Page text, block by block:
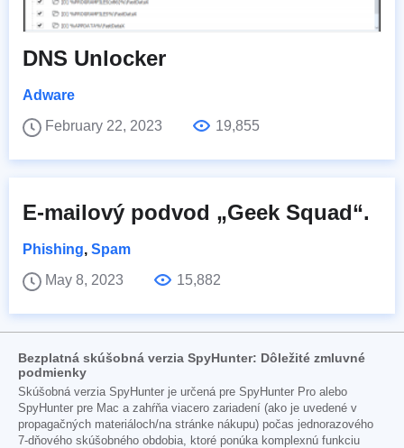
DNS Unlocker
Adware
February 22, 2023
19,855
E-mailový podvod „Geek Squad“.
Phishing, Spam
May 8, 2023
15,882
Bezplatná skúšobná verzia SpyHunter: Dôležité zmluvné
podmienky
Skúšobná verzia SpyHunter je určená pre SpyHunter Pro alebo
SpyHunter pre Mac a zahŕňa viacero zariadení (ako je uvedené v
propagačných materiáloch/na stránke nákupu) počas jednorazového
7-dňového skúšobného obdobia, ktoré ponúka komplexnú funkciu